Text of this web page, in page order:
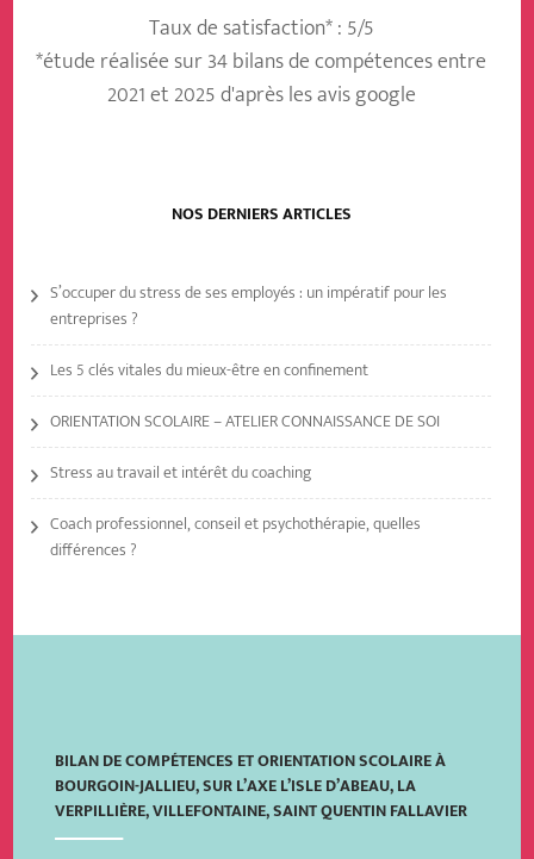
Taux de satisfaction* : 5/5
*étude réalisée sur 34 bilans de compétences entre
2021 et 2025 d'après les avis google
NOS DERNIERS ARTICLES
S’occuper du stress de ses employés : un impératif pour les
entreprises ?
Les 5 clés vitales du mieux-être en confinement
ORIENTATION SCOLAIRE – ATELIER CONNAISSANCE DE SOI
Stress au travail et intérêt du coaching
Coach professionnel, conseil et psychothérapie, quelles
différences ?
BILAN DE COMPÉTENCES ET ORIENTATION SCOLAIRE À
BOURGOIN-JALLIEU, SUR L’AXE L’ISLE D’ABEAU, LA
VERPILLIÈRE, VILLEFONTAINE, SAINT QUENTIN FALLAVIER